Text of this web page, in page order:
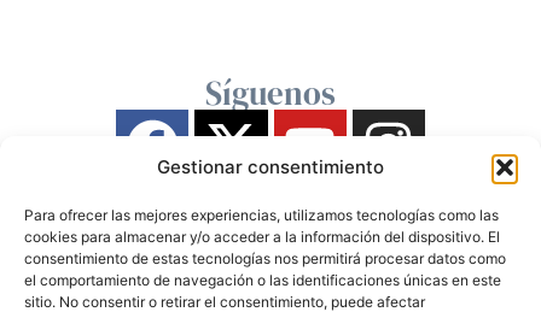
Gestionar consentimiento
Para ofrecer las mejores experiencias, utilizamos tecnologías como las
cookies para almacenar y/o acceder a la información del dispositivo. El
consentimiento de estas tecnologías nos permitirá procesar datos como
el comportamiento de navegación o las identificaciones únicas en este
sitio. No consentir o retirar el consentimiento, puede afectar
Síguenos